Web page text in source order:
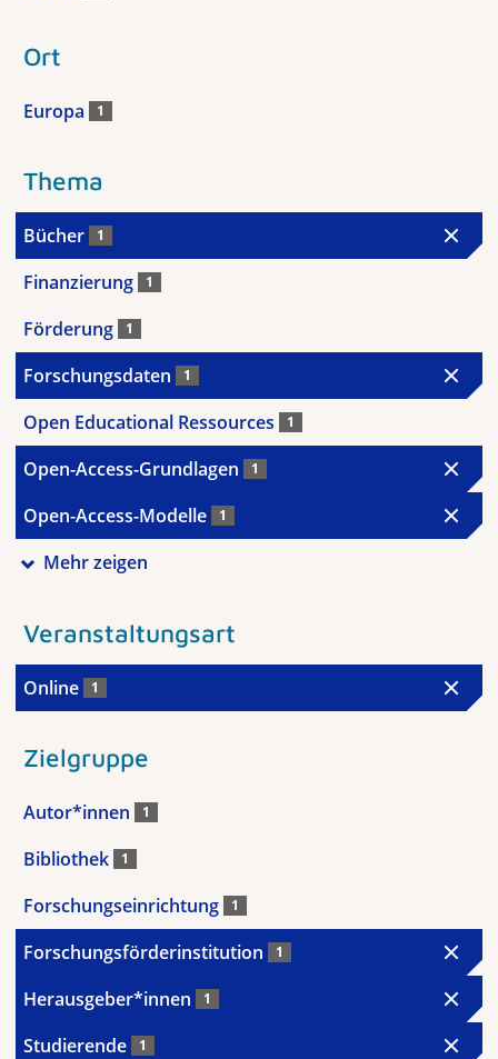
Ort
Europa 1
Thema
Bücher 1
Finanzierung 1
Förderung 1
Forschungsdaten 1
Open Educational Ressources 1
Open-Access-Grundlagen 1
Open-Access-Modelle 1
Mehr zeigen
Veranstaltungsart
Online 1
Zielgruppe
Autor*innen 1
Bibliothek 1
Forschungseinrichtung 1
Forschungsförderinstitution 1
Herausgeber*innen 1
Studierende 1